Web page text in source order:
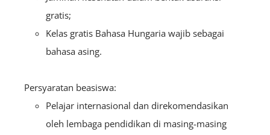
gratis;
Kelas gratis Bahasa Hungaria wajib sebagai
bahasa asing.
Persyaratan beasiswa:
Pelajar internasional dan direkomendasikan
oleh lembaga pendidikan di masing-masing